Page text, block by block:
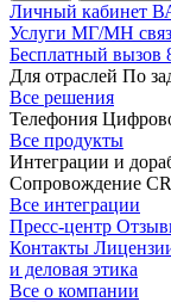
Личный кабинет
Услуги МГ/МН
Бесплатный вызов
Для отраслей По
Все решения
Телефония
Все продукты
Интеграции и
Сопровождение
Все интеграции
Пресс-центр
Контакты
и деловая этика
Все о компании